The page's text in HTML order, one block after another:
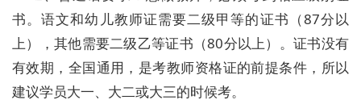
书。语文和幼儿教师证需要二级甲等的证书（87分以
上），其他需要二级乙等证书（80分以上）。证书没有
有效期，全国通用，是考教师资格证的前提条件，所以
建议学员大一、大二或大三的时候考。